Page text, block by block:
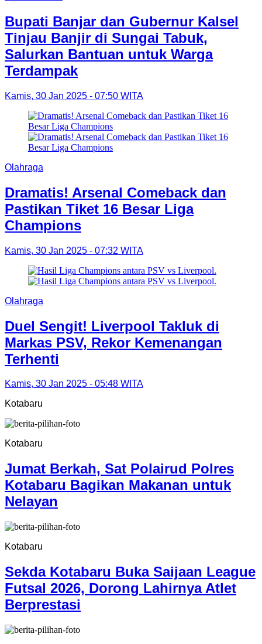
Bupati Banjar dan Gubernur Kalsel
Tinjau Banjir di Sungai Tabuk,
Salurkan Bantuan untuk Warga
Terdampak
Kamis, 30 Jan 2025 - 07:50 WITA
Olahraga
Dramatis! Arsenal Comeback dan
Pastikan Tiket 16 Besar Liga
Champions
Kamis, 30 Jan 2025 - 07:32 WITA
Olahraga
Duel Sengit! Liverpool Takluk di
Markas PSV, Rekor Kemenangan
Terhenti
Kamis, 30 Jan 2025 - 05:48 WITA
Kotabaru
Kotabaru
Jumat Berkah, Sat Polairud Polres
Kotabaru Bagikan Makanan untuk
Nelayan
Kotabaru
Sekda Kotabaru Buka Saijaan League
Futsal 2026, Dorong Lahirnya Atlet
Berprestasi